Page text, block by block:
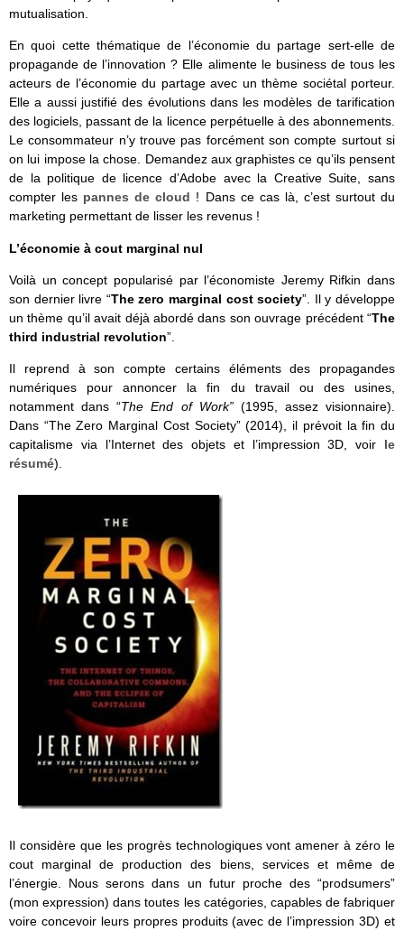
mutualisation.
En quoi cette thématique de l’économie du partage sert-elle de
propagande de l’innovation ? Elle alimente le business de tous les
acteurs de l’économie du partage avec un thème sociétal porteur.
Elle a aussi justifié des évolutions dans les modèles de tarification
des logiciels, passant de la licence perpétuelle à des abonnements.
Le consommateur n’y trouve pas forcément son compte surtout si
on lui impose la chose. Demandez aux graphistes ce qu’ils pensent
de la politique de licence d’Adobe avec la Creative Suite, sans
compter les pannes de cloud ! Dans ce cas là, c’est surtout du
marketing permettant de lisser les revenus !
L’économie à cout marginal nul
Voilà un concept popularisé par l’économiste Jeremy Rifkin dans
son dernier livre “The zero marginal cost society”. Il y développe
un thème qu’il avait déjà abordé dans son ouvrage précédent “The
third industrial revolution”.
Il reprend à son compte certains éléments des propagandes
numériques pour annoncer la fin du travail ou des usines,
notamment dans “The End of Work” (1995, assez visionnaire).
Dans “The Zero Marginal Cost Society” (2014), il prévoit la fin du
capitalisme via l’Internet des objets et l’impression 3D, voir le
résumé).
Il considère que les progrès technologiques vont amener à zéro le
cout marginal de production des biens, services et même de
l’énergie. Nous serons dans un futur proche des “prodsumers”
(mon expression) dans toutes les catégories, capables de fabriquer
voire concevoir leurs propres produits (avec de l’impression 3D) et